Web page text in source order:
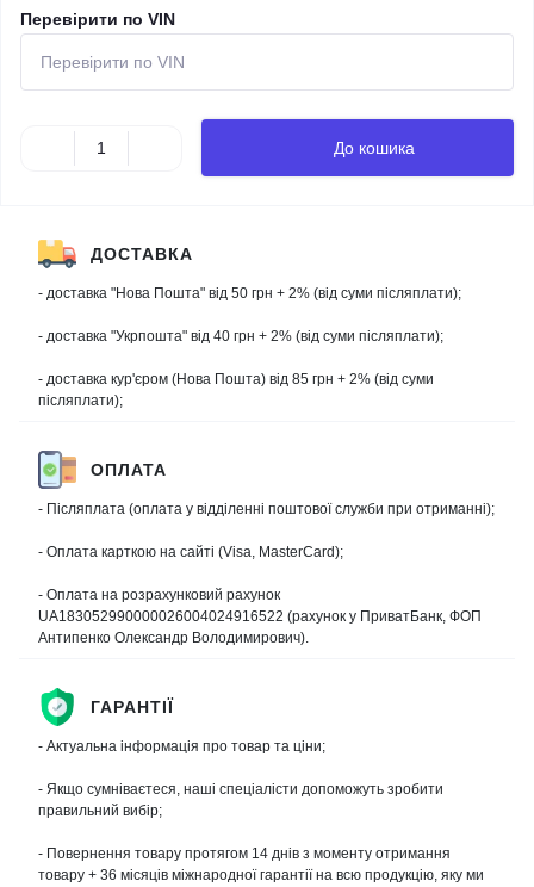
Перевірити по VIN
До кошика
ДОСТАВКА
- доставка "Нова Пошта" від 50 грн + 2% (від суми післяплати);
- доставка "Укрпошта" від 40 грн + 2% (від суми післяплати);
- доставка кур'єром (Нова Пошта) від 85 грн + 2% (від суми
післяплати);
ОПЛАТА
- Післяплата (оплата у відділенні поштової служби при отриманні);
- Оплата карткою на сайті (Visa, MasterCard);
- Оплата на розрахунковий рахунок
UA183052990000026004024916522 (рахунок у ПриватБанк, ФОП
Антипенко Олександр Володимирович).
ГАРАНТІЇ
- Актуальна інформація про товар та ціни;
- Якщо сумніваєтеся, наші спеціалісти допоможуть зробити
правильний вибір;
- Повернення товару протягом 14 днів з моменту отримання
товару + 36 місяців міжнародної гарантії на всю продукцію, яку ми